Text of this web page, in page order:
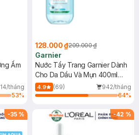
Ẩm
tháng
53%
128.000 ₫209.000 ₫
Garnier
Nước Tẩy Trang Garnier Dành
Cho Da Dầu Và Mụn 400ml
(Mới)
4.9 (69)
942/tháng
64%
-35 % -42 %